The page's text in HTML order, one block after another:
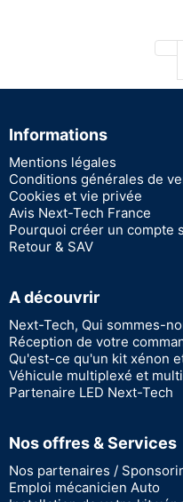
Informations
Mentions légales
Conditions générales de
Cookies et vie privée
Avis Next-Tech France
Pourquoi créer un compte
Retour & SAV
A découvrir
Next-Tech, Qui sommes-
Réception de votre
Qu'est-ce qu'un kit xénon
Véhicule multiplexé et
Partenaire LED Next-Tech
Nos offres & Services
Nos partenaires /
Emploi mécanicien Auto